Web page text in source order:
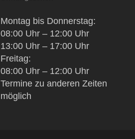
Montag bis Donnerstag:
08:00 Uhr – 12:00 Uhr
13:00 Uhr – 17:00 Uhr
Freitag:
08:00 Uhr – 12:00 Uhr
Termine zu anderen Zeiten
möglich